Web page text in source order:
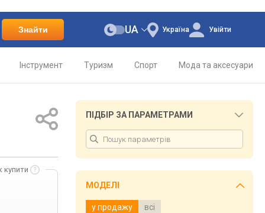
Знайти Україна
UA Увійти
Інструмент Туризм Спорт Мода та аксесуари
купити
ПІДБІР ЗА ПАРАМЕТРАМИ
МОДЕЛІ
у продажу всі